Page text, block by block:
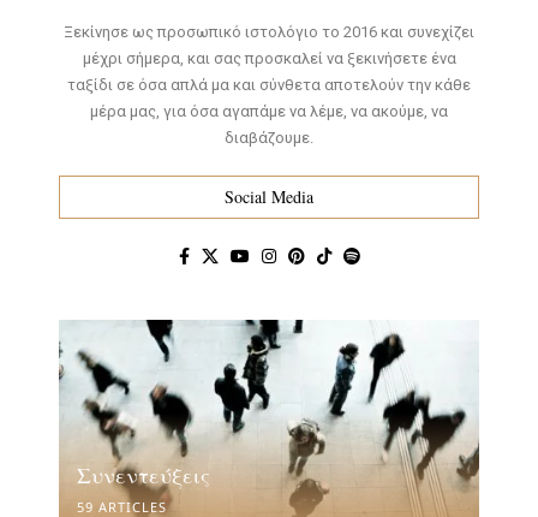
Ξεκίνησε ως προσωπικό ιστολόγιο το 2016 και συνεχίζει
μέχρι σήμερα, και σας προσκαλεί να ξεκινήσετε ένα
ταξίδι σε όσα απλά μα και σύνθετα αποτελούν την κάθε
μέρα μας, για όσα αγαπάμε να λέμε, να ακούμε, να
διαβάζουμε.
Social Media
Συνεντεύξεις
59 ARTICLES